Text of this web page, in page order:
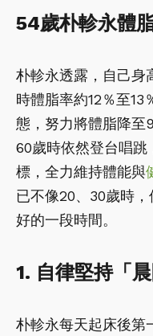
54歲朴軫永體
朴軫永透露，自己身
時體脂率約12％至13
態，努力將體脂降至
60歲時依然登台唱跳
標，全力維持體能與
已不像20、30歲時
好的一段時間。
1. 自律堅持「晨
朴軫永每天起床後第